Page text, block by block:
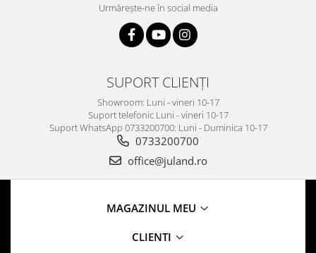
Urmărește-ne în social media
SUPORT CLIENȚI
Showroom: Luni - vineri 10-17
Suport telefonic Luni - vineri 10-17
Suport WhatsApp 0733200700: Luni - Duminica 10-17
0733200700
office@juland.ro
MAGAZINUL MEU
CLIENTI